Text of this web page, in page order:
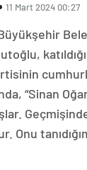
11 Mart 2024 00:27
“Sinan
Onu